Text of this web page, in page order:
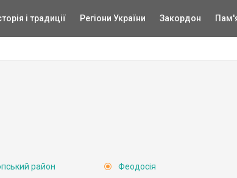
і традиції Регіони України Закордон
район
Феодосія